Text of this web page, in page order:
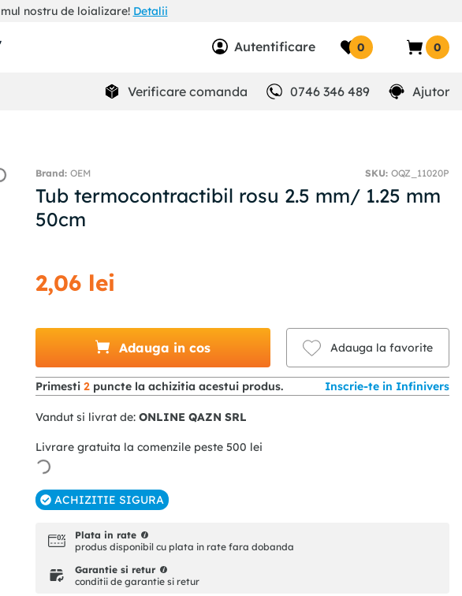
nostru de loializare! Detalii
Autentificare 0 0
Verificare comanda 0746 346 489 Ajutor
OEM SKU: OQZ_11020P
Tub termocontractibil rosu 2.5 mm/ 1.25 mm
50cm
2,06 lei
Adauga in cos Adauga la favorite
Primesti2 puncte la achizitia acestui produs. Inscrie-te in Infinivers
Vandut si livrat de: ONLINE QAZN SRL
Livrare gratuita la comenzile peste 500 lei
ACHIZITIE SIGURA
Plata in rate
produs disponibil cu plata in rate fara dobanda
Garantie si retur
conditii de garantie si retur